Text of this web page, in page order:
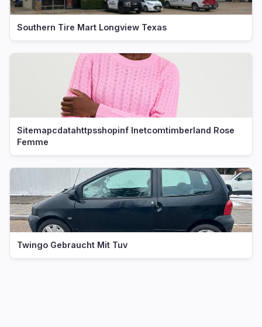
Southern Tire Mart Longview Texas
Sitemapcdatahttpsshopinf Inetcomtimberland Rose
Femme
Twingo Gebraucht Mit Tuv